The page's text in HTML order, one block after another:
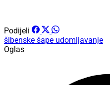
Podijeli
šibenske šape udomljavanje
Oglas